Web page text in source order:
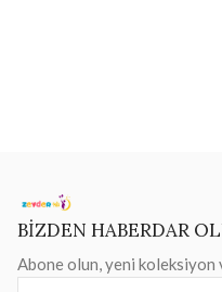
BİZDEN HABERDAR
Abone olun, yeni koleksiyon